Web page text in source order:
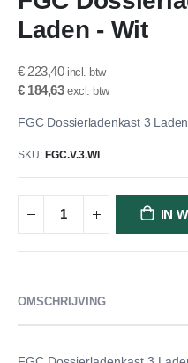
het
begin
de
afbeeldingen-
Laden - Wit
€ 223,40
€ 184,63
FGC Dossierladenkast 3
SKU FGC.V.3.WI
IN
OMSCHRIJVING